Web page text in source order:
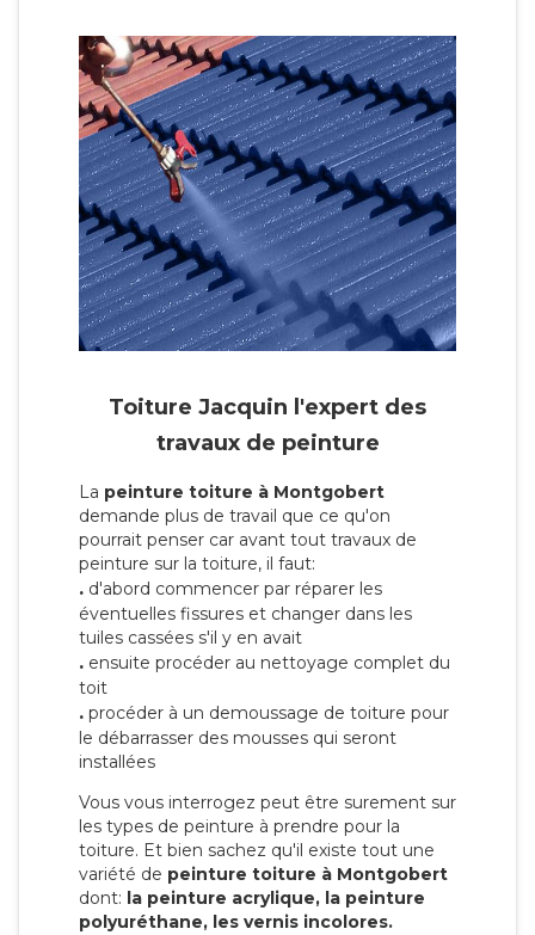
Toiture Jacquin l'expert des
travaux de peinture
La peinture toiture à Montgobert
demande plus de travail que ce qu'on
pourrait penser car avant tout travaux de
peinture sur la toiture, il faut:
. d'abord commencer par réparer les
éventuelles fissures et changer dans les
tuiles cassées s'il y en avait
. ensuite procéder au nettoyage complet du
toit
. procéder à un demoussage de toiture pour
le débarrasser des mousses qui seront
installées
Vous vous interrogez peut être surement sur
les types de peinture à prendre pour la
toiture. Et bien sachez qu'il existe tout une
variété de peinture toiture à Montgobert
dont: la peinture acrylique, la peinture
polyuréthane, les vernis incolores.